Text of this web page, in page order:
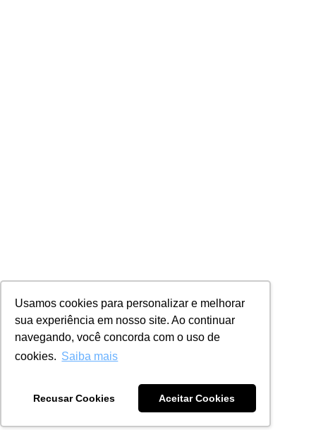
Usamos cookies para personalizar e melhorar
sua experiência em nosso site. Ao continuar
navegando, você concorda com o uso de
cookies. Saiba mais
Recusar Cookies Aceitar Cookies